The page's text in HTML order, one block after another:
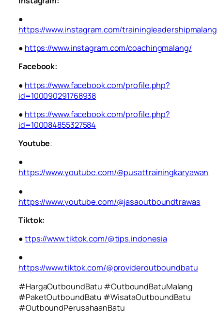
●
https://www.instagram.com/
● https://www.instagram.com/coachingmalang/
Facebook:
● https://www.facebook.com/profile.php?
id=100090291768938
● https://www.facebook.com/profile.php?
id=100084855327584
Youtube:
●
https://www.youtube.com/@pusattrainingkaryawan
●
https://www.youtube.com/@jasaoutboundtrawas
Tiktok:
●ttps://www.tiktok.com/@tips.indonesia
●
https://www.tiktok.com/@provideroutboundbatu
#HargaOutboundBatu #OutboundBatuMalang
#PaketOutboundBatu #WisataOutboundBatu
#OutboundPerusahaanBatu